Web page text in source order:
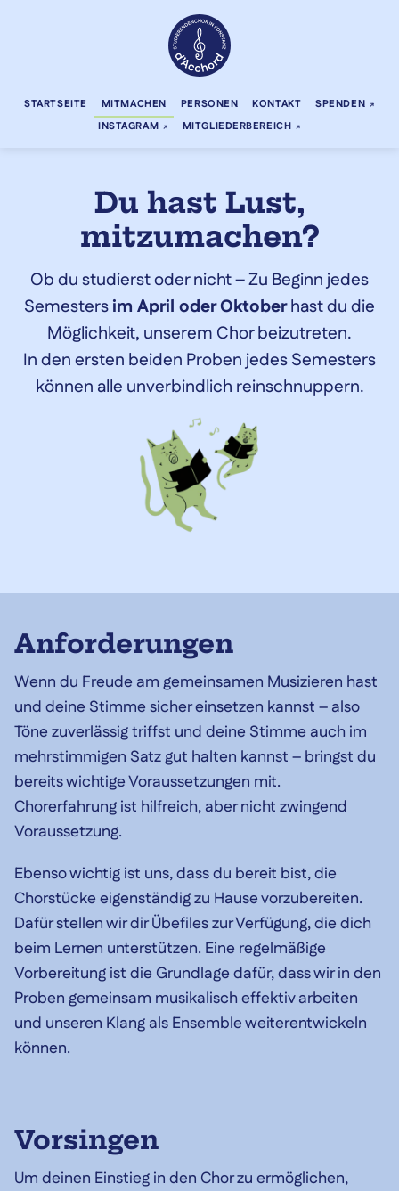
STARTSEITE MITMACHEN PERSONEN KONTAKT
SPENDEN
INSTAGRAM
MITGLIEDERBEREICH
Du hast Lust,
mitzumachen?
Ob du studierst oder nicht – Zu Beginn jedes
Semestersim April oder Oktoberhast du die
Möglichkeit, unserem Chor beizutreten.
In den ersten beiden Proben jedes Semesters
können alle unverbindlich reinschnuppern.
Anforderungen
Wenn du Freude am gemeinsamen Musizieren hast
und deine Stimme sicher einsetzen kannst – also
Töne zuverlässig triffst und deine Stimme auch im
mehrstimmigen Satz gut halten kannst – bringst du
bereits wichtige Voraussetzungen mit.
Chorerfahrung ist hilfreich, aber nicht zwingend
Voraussetzung.
Ebenso wichtig ist uns, dass du bereit bist, die
Chorstücke eigenständig zu Hause vorzubereiten.
Dafür stellen wir dir Übefiles zur Verfügung, die dich
beim Lernen unterstützen. Eine regelmäßige
Vorbereitung ist die Grundlage dafür, dass wir in den
Proben gemeinsam musikalisch effektiv arbeiten
und unseren Klang als Ensemble weiterentwickeln
können.
Vorsingen
Um deinen Einstieg in den Chor zu ermöglichen,